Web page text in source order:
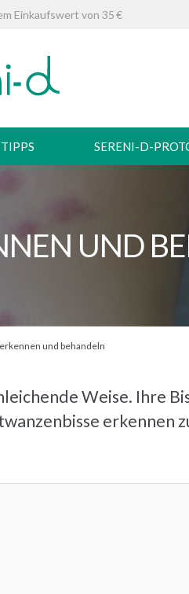
Einkaufswert von 35 €
SERENI-D-
UND
und behandeln
Weise. Ihre
erkennen